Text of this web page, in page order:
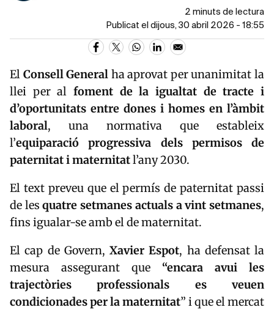
2 minuts de lectura
Publicat el dijous, 30 abril 2026 - 18:55
El Consell General ha aprovat per unanimitat la
llei per al foment de la igualtat de tracte i
d’oportunitats entre dones i homes en l’àmbit
laboral, una normativa que estableix
l’equiparació progressiva dels permisos de
paternitat i maternitatl’any 2030.
El text preveu que el permís de paternitat passi
de lesquatre setmanes actuals a vint setmanes,
fins igualar-se amb el de maternitat.
El cap de Govern, Xavier Espot, ha defensat la
mesura assegurant que “encara avui les
trajectòries professionals es veuen
condicionades per la maternitat” i que el mercat